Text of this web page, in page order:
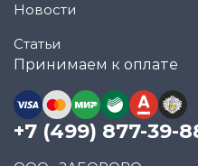
Новости
Статьи
Принимаем к оплате
+7 (499) 877-39-